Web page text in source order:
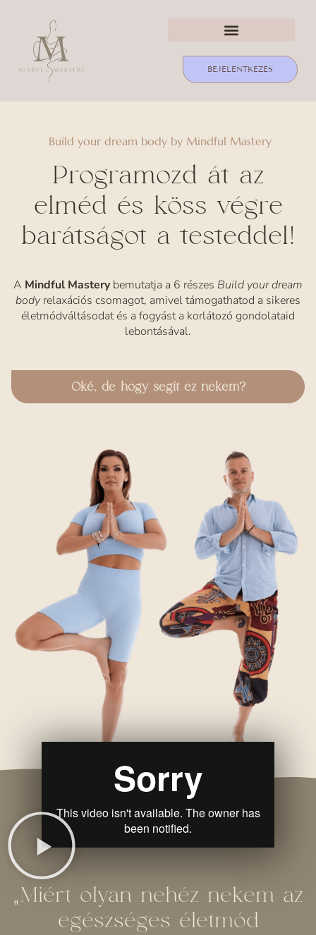
BEJELENTKEZÉS
Build your dream body by Mindful Mastery
Programozd át az
elméd és köss végre
barátságot a testeddel!
A Mindful Masterybemutatja a 6 részes Build your dream
bodyrelaxációs csomagot, amivel támogathatod a sikeres
életmódváltásodat és a fogyást a korlátozó gondolataid
lebontásával.
Oké, de hogy segít ez nekem?
„Miért olyan nehéz nekem az
egészséges életmód